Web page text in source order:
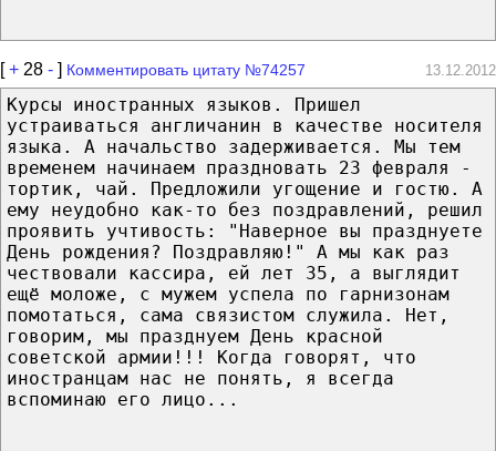
[+ 28 - ] Комментировать цитату №74257 13.12.2012
Курсы иностранных языков. Пришел
устраиваться англичанин в качестве носителя
языка. А начальство задерживается. Мы тем
временем начинаем праздновать 23 февраля -
тортик, чай. Предложили угощение и гостю. А
ему неудобно как-то без поздравлений, решил
проявить учтивость: "Наверное вы празднуете
День рождения? Поздравляю!" А мы как раз
чествовали кассира, ей лет 35, а выглядит
ещё моложе, с мужем успела по гарнизонам
помотаться, сама связистом служила. Нет,
говорим, мы празднуем День красной
советской армии!!! Когда говорят, что
иностранцам нас не понять, я всегда
вспоминаю его лицо...